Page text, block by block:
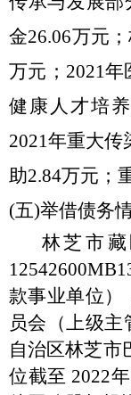
金26.06万元
万元；2021
健康人才培
2021年重大传
助2.84万元；
(五)举借债务
林芝市
款事业单位）
员会（上级
自治区林芝市
位截至 2022